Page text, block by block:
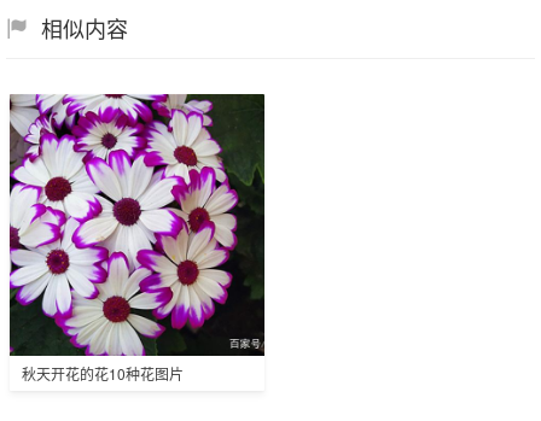
相似内容
秋天开花的花10种花图片